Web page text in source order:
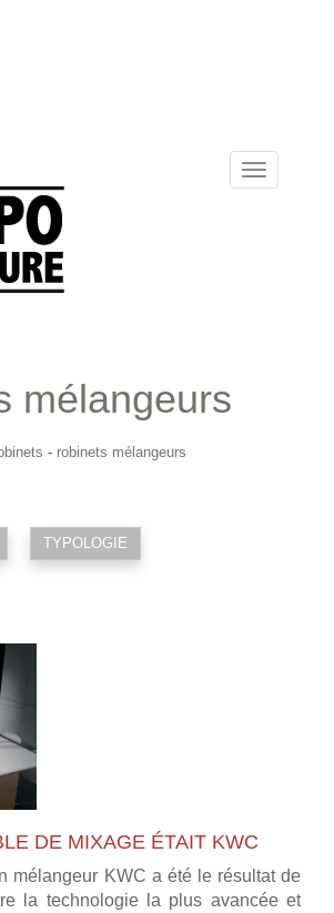
Toggle
navigation
mélangeurs
- robinets mélangeurs
TYPOLOGIE
DE MIXAGE ÉTAIT KWC
mélangeur KWC a été le résultat de
la technologie la plus avancée et